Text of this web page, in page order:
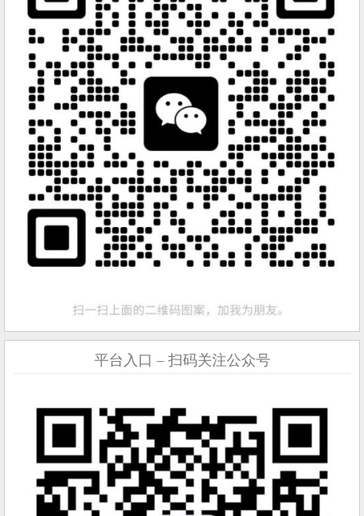
平台入口 – 扫码关注公众号